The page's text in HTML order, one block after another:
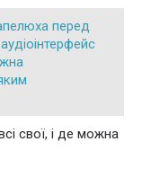
перед
свої, і де можна